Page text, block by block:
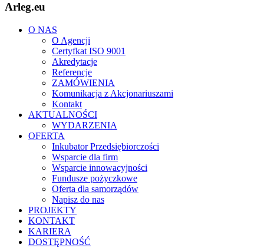
Arleg.eu
O NAS
O Agencji
Certyfkat ISO 9001
Akredytacje
Referencje
ZAMÓWIENIA
Komunikacja z Akcjonariuszami
Kontakt
AKTUALNOŚCI
WYDARZENIA
OFERTA
Inkubator Przedsiębiorczości
Wsparcie dla firm
Wsparcie innowacyjności
Fundusze pożyczkowe
Oferta dla samorządów
Napisz do nas
PROJEKTY
KONTAKT
KARIERA
DOSTĘPNOŚĆ